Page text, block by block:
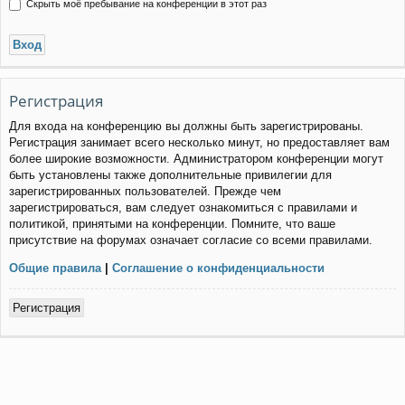
Скрыть моё пребывание на конференции в этот раз
Регистрация
Для входа на конференцию вы должны быть зарегистрированы.
Регистрация занимает всего несколько минут, но предоставляет вам
более широкие возможности. Администратором конференции могут
быть установлены также дополнительные привилегии для
зарегистрированных пользователей. Прежде чем
зарегистрироваться, вам следует ознакомиться с правилами и
политикой, принятыми на конференции. Помните, что ваше
присутствие на форумах означает согласие со всеми правилами.
Общие правила| Соглашение о конфиденциальности
Регистрация